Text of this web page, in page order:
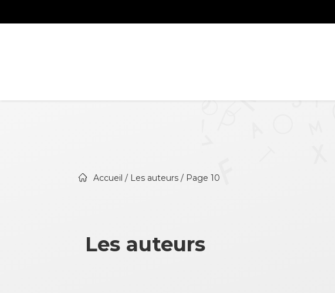
Accueil / Les auteurs / Page 10
Les auteurs